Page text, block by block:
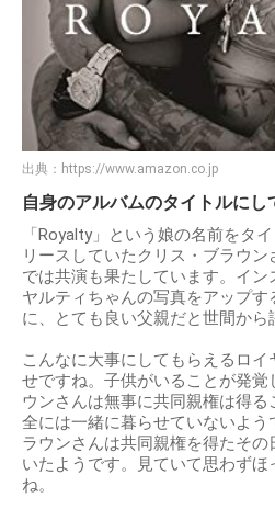
出典： https://www.amazon.co.jp
自身のアルバムのタイトルにし
「Royalty」という娘の名前をタ
リースしていたクリス・ブラウ
では共演も果たしています。イ
ヤルティちゃんの写真をアップ
に、とても良い父親だと世間から
こんなに大事にしてもらえるロ
せですね。子供がいることが発覚
ウンさんは無事に共同親権は得
全には一緒に暮らせていないよ
ラウンさんは共同親権を得たそ
いたようです。見ていて思わずほ
ね。